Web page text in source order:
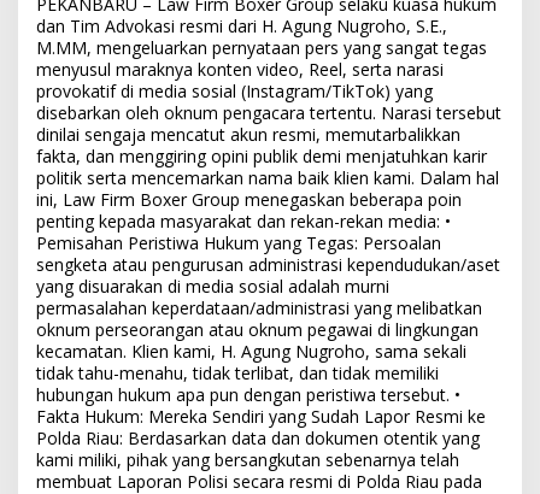
dan Tim Advokasi resmi dari H. Agung Nugroho, S.E.,
M.MM, mengeluarkan pernyataan pers yang sangat tegas
menyusul maraknya konten video, Reel, serta narasi
provokatif di media sosial (Instagram/TikTok) yang
disebarkan oleh oknum pengacara tertentu. Narasi tersebut
dinilai sengaja mencatut akun resmi, memutarbalikkan
fakta, dan menggiring opini publik demi menjatuhkan karir
politik serta mencemarkan nama baik klien kami. Dalam hal
ini, Law Firm Boxer Group menegaskan beberapa poin
penting kepada masyarakat dan rekan-rekan media: •
Pemisahan Peristiwa Hukum yang Tegas: Persoalan
sengketa atau pengurusan administrasi kependudukan/aset
yang disuarakan di media sosial adalah murni
permasalahan keperdataan/administrasi yang melibatkan
oknum perseorangan atau oknum pegawai di lingkungan
kecamatan. Klien kami, H. Agung Nugroho, sama sekali
tidak tahu-menahu, tidak terlibat, dan tidak memiliki
hubungan hukum apa pun dengan peristiwa tersebut. •
Fakta Hukum: Mereka Sendiri yang Sudah Lapor Resmi ke
Polda Riau: Berdasarkan data dan dokumen otentik yang
kami miliki, pihak yang bersangkutan sebenarnya telah
membuat Laporan Polisi secara resmi di Polda Riau pada